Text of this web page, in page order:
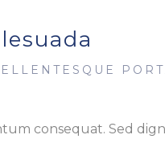
consequat. Sed